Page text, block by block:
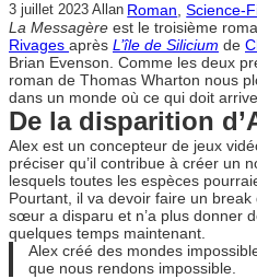
3 juillet 2023 Allan Roman, Science-
La Messagère est le troisième
Rivages après L’île de Silicium de
Brian Evenson. Comme les deux
roman de Thomas Wharton nous
dans un monde où ce qui doit
De la disparition
Alex est un concepteur de jeux
préciser qu’il contribue à créer un
lesquels toutes les espèces
Pourtant, il va devoir faire un break
sœur a disparu et n’a plus donner
quelques temps maintenant.
Alex créé des mondes
que nous rendons impossible.